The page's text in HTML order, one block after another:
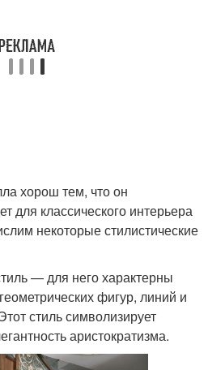
хорош тем, что он
для классического интерьера
некоторые стилистические
— для него характерны
фигур, линий и
стиль символизирует
аристократизма.